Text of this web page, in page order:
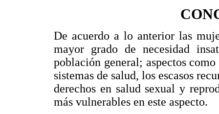
De acuerdo a lo anterior las
mayor grado de necesidad
población general; aspectos
sistemas de salud, los escasos
derechos en salud sexual y
más vulnerables en este aspecto.